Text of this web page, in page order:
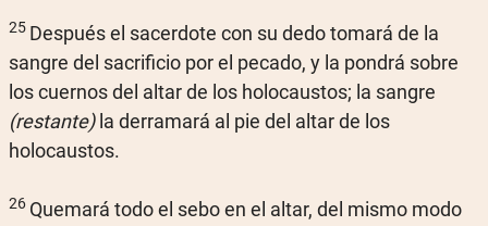
25 Después el sacerdote con su dedo tomará de la
sangre del sacrificio por el pecado, y la pondrá sobre
los cuernos del altar de los holocaustos; la sangre
(restante)la derramará al pie del altar de los
holocaustos.
26 Quemará todo el sebo en el altar, del mismo modo